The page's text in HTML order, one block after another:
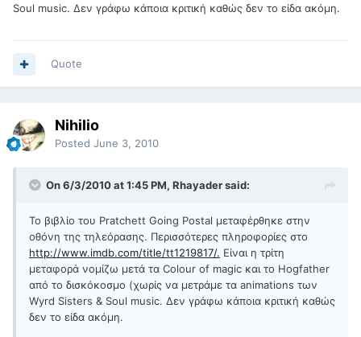
Soul music. Δεν γράφω κάποια κριτική καθώς δεν το είδα ακόμη.
Quote
Nihilio
Posted June 3, 2010
On 6/3/2010 at 1:45 PM, Rhayader said:
Το βιβλίο του Pratchett Going Postal μεταφέρθηκε στην
οθόνη της τηλεόρασης. Περισσότερες πληροφορίες στο
http://www.imdb.com/title/tt1219817/. Είναι η τρίτη
μεταφορά νομίζω μετά τα Colour of magic και το Hogfather
από το δισκόκοσμο (χωρίς να μετράμε τα animations των
Wyrd Sisters & Soul music. Δεν γράφω κάποια κριτική καθώς
δεν το είδα ακόμη.